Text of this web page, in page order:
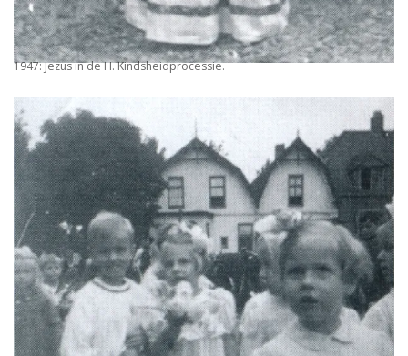
1947: Jezus in de H. Kindsheidprocessie.